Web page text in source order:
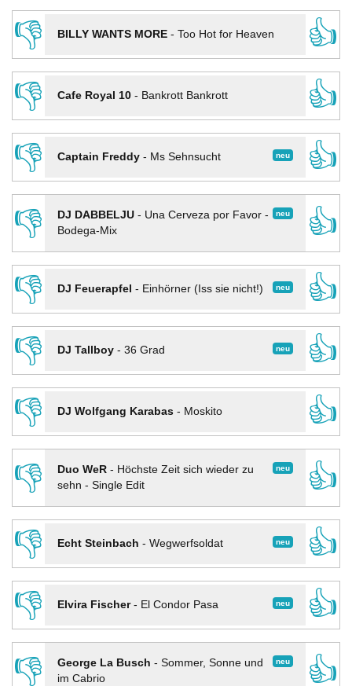
👎
BILLY WANTS MORE- Too Hot for Heaven
👍
👎
Cafe Royal 10- Bankrott Bankrott
👍
👎
neu
Captain Freddy- Ms Sehnsucht
👍
👎
neu
DJ DABBELJU- Una Cerveza por Favor -
Bodega-Mix
👍
👎
neu
DJ Feuerapfel - Einhörner (Iss sie nicht!)
👍
👎
neu
DJ Tallboy- 36 Grad
👍
👎
DJ Wolfgang Karabas- Moskito
👍
👎
neu
Duo WeR- Höchste Zeit sich wieder zu
sehn - Single Edit
👍
👎
neu
Echt Steinbach - Wegwerfsoldat
👍
👎
neu
Elvira Fischer- El Condor Pasa
👍
👎
neu
George La Busch - Sommer, Sonne und
im Cabrio
👍